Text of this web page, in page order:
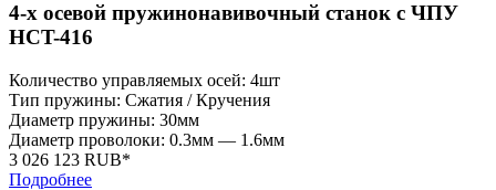
4-х осевой пружинонавивочный станок с ЧПУ
HCT-416
Количество управляемых осей: 4шт
Тип пружины: Сжатия / Кручения
Диаметр пружины: 30мм
Диаметр проволоки: 0.3мм — 1.6мм
3 026 123 RUB*
Подробнее